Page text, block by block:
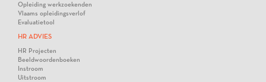
Opleiding werkzoekenden
Vlaams opleidingsverlof
Evaluatietool
HR ADVIES
HR Projecten
Beeldwoordenboeken
Instroom
Uitstroom